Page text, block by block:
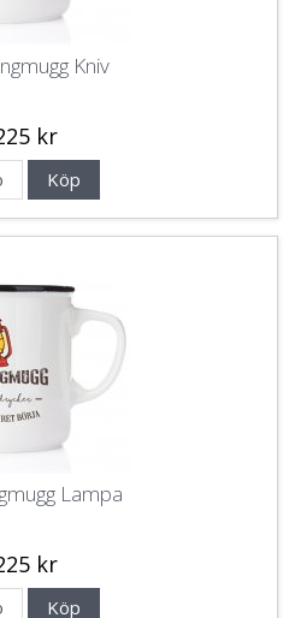
Kniv
kr
Köp
Lampa
kr
Köp